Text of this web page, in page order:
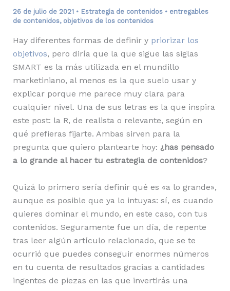
26 de julio de 2021 • Estrategia de contenidos• entregables
de contenidos, objetivos de los contenidos
Hay diferentes formas de definir y priorizar los
objetivos, pero diría que la que sigue las siglas
SMART es la más utilizada en el mundillo
marketiniano, al menos es la que suelo usar y
explicar porque me parece muy clara para
cualquier nivel. Una de sus letras es la que inspira
este post: la R, de realista o relevante, según en
qué prefieras fijarte. Ambas sirven para la
pregunta que quiero plantearte hoy: ¿has pensado
a lo grande al hacer tu estrategia de contenidos?
Quizá lo primero sería definir qué es «a lo grande»,
aunque es posible que ya lo intuyas: sí, es cuando
quieres dominar el mundo, en este caso, con tus
contenidos. Seguramente fue un día, de repente
tras leer algún artículo relacionado, que se te
ocurrió que puedes conseguir enormes números
en tu cuenta de resultados gracias a cantidades
ingentes de piezas en las que invertirás una